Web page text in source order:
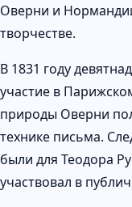
Оверни и
творчестве.
В 1831 году
участие в
природы Оверни
технике письма.
были для Теодора
участвовал в